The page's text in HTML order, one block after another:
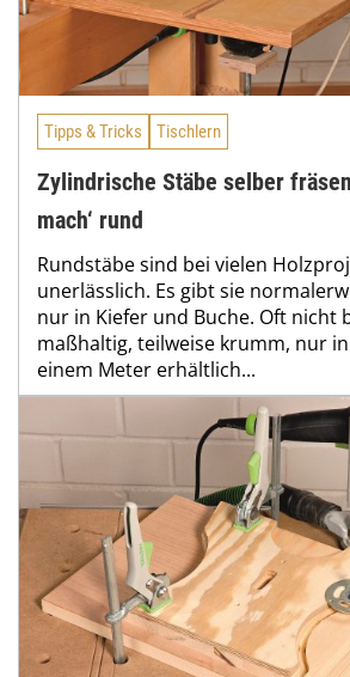
Tipps & Tricks Tischlern
Zylindrische Stäbe selber
mach‘ rund
Rundstäbe sind bei vielen
unerlässlich. Es gibt sie
nur in Kiefer und Buche. Oft nicht
maßhaltig, teilweise krumm, nur
einem Meter erhältlich...